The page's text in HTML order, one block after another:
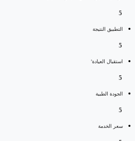
التطبيق النتيجة
استقبال العيادة'
الجودة الطبية
سعر الخدمة